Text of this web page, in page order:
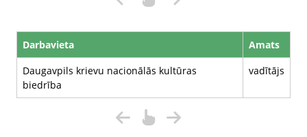
Darbavieta
Amats
Daugavpils krievu nacionālās kultūras
biedrība
vadītājs